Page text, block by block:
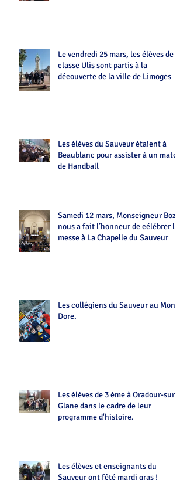
Le vendredi 25 mars, les élèves de la
classe Ulis sont partis à la
découverte de la ville de Limoges
Les élèves du Sauveur étaient à
Beaublanc pour assister à un match
de Handball
Samedi 12 mars, Monseigneur Bozo
nous a fait l’honneur de célébrer la
messe à La Chapelle du Sauveur
Les collégiens du Sauveur au Mont-
Dore.
Les élèves de 3 ème à Oradour-sur-
Glane dans le cadre de leur
programme d'histoire.
Les élèves et enseignants du
Sauveur ont fêté mardi gras !